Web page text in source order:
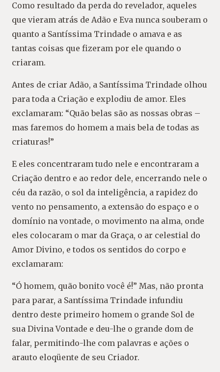
Como resultado da perda do revelador, aqueles
que vieram atrás de Adão e Eva nunca souberam o
quanto a Santíssima Trindade o amava e as
tantas coisas que fizeram por ele quando o
criaram.
Antes de criar Adão, a Santíssima Trindade olhou
para toda a Criação e explodiu de amor. Eles
exclamaram: “Quão belas são as nossas obras –
mas faremos do homem a mais bela de todas as
criaturas!”
E eles concentraram tudo nele e encontraram a
Criação dentro e ao redor dele, encerrando nele o
céu da razão, o sol da inteligência, a rapidez do
vento no pensamento, a extensão do espaço e o
domínio na vontade, o movimento na alma, onde
eles colocaram o mar da Graça, o ar celestial do
Amor Divino, e todos os sentidos do corpo e
exclamaram:
“Ó homem, quão bonito você é!” Mas, não pronta
para parar, a Santíssima Trindade infundiu
dentro deste primeiro homem o grande Sol de
sua Divina Vontade e deu-lhe o grande dom de
falar, permitindo-lhe com palavras e ações o
arauto eloqüente de seu Criador.